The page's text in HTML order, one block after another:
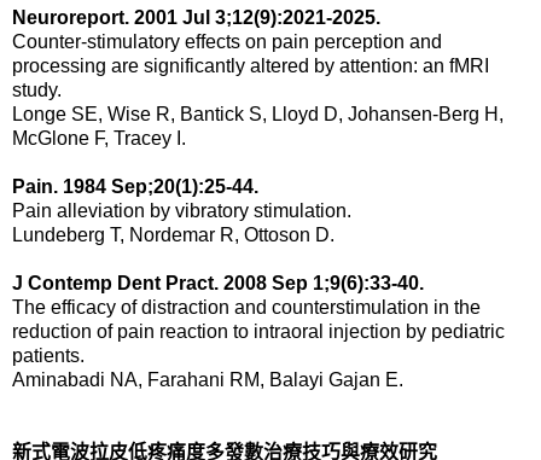
Neuroreport. 2001 Jul 3;12(9):2021-2025.
Counter-stimulatory effects on pain perception and
processing are significantly altered by attention: an fMRI
study.
Longe SE, Wise R, Bantick S, Lloyd D, Johansen-Berg H,
McGlone F, Tracey I.
Pain. 1984 Sep;20(1):25-44.
Pain alleviation by vibratory stimulation.
Lundeberg T, Nordemar R, Ottoson D.
J Contemp Dent Pract. 2008 Sep 1;9(6):33-40.
The efficacy of distraction and counterstimulation in the
reduction of pain reaction to intraoral injection by pediatric
patients.
Aminabadi NA, Farahani RM, Balayi Gajan E.
新式電波拉皮低疼痛度多發數治療技巧與療效研究